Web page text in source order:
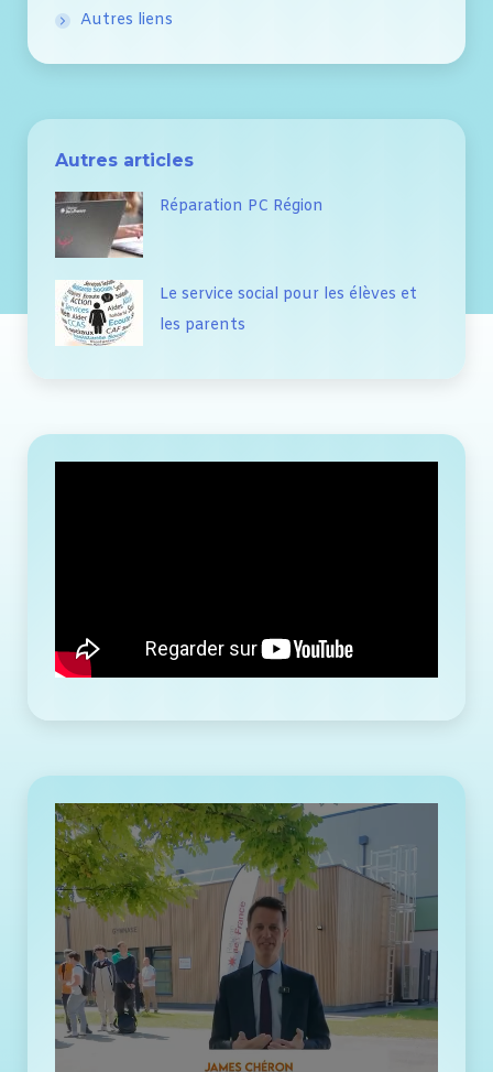
Autres liens
Autres articles
Réparation PC Région
Le service social pour les élèves et
les parents